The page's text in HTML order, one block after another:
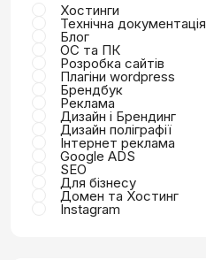
Хостинги
Технічна документація
Блог
ОС та ПК
Розробка сайтів
Плагіни wordpress
Брендбук
Реклама
Дизайн і Брендинг
Дизайн поліграфії
Інтернет реклама
Google ADS
SEO
Для бізнесу
Домен та Хостинг
Instagram